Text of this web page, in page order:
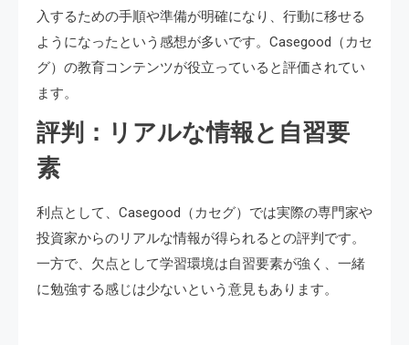
入するための手順や準備が明確になり、行動に移せる
ようになったという感想が多いです。Casegood（カセ
グ）の教育コンテンツが役立っていると評価されてい
ます。
評判：リアルな情報と自習要
素
利点として、Casegood（カセグ）では実際の専門家や
投資家からのリアルな情報が得られるとの評判です。
一方で、欠点として学習環境は自習要素が強く、一緒
に勉強する感じは少ないという意見もあります。